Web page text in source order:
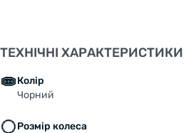
ТЕХНІЧНІ ХАРАКТЕРИСТИКИ
Колір
Чорний
Розмір колеса